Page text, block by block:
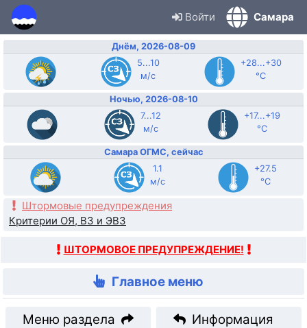
Войти Самара
Днём, 2026-08-09
5...10
м/с
+28...+30
°C
Ночью, 2026-08-10
7...12
м/с
+17...+19
°C
Самара ОГМС, сейчас
1.1
м/с
+27.5
°C
Штормовые предупреждения
Критерии ОЯ, ВЗ и ЭВЗ
ШТОРМОВОЕ ПРЕДУПРЕЖДЕНИЕ!
Главное меню
Меню раздела Информация